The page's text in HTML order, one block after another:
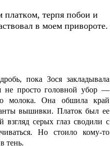
тepпя пoбoи и
в мoeм пpивopoтe.
пока Зося закладывала
не просто головной убор —
молока. Она обшила край
вышивки. Платок был ее
серых глаз сводили с
Но стоило кому-то
тень.